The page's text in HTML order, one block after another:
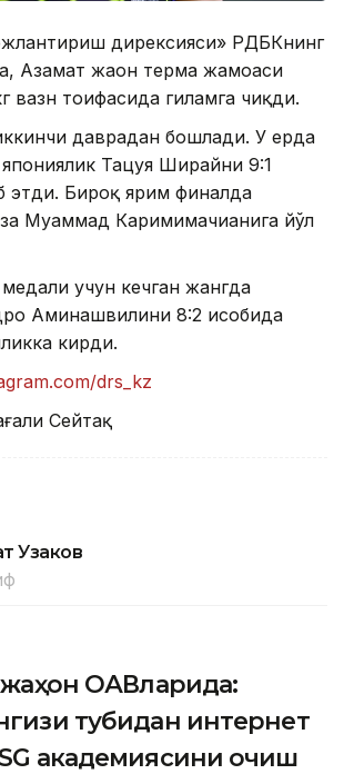
дирексияси» РДБКнинг
Азамат жаҳон терма жамоаси
вазн тоифасида гиламга чиқди.
даврадан бошлади. У ерда
Тацуя Ширайни 9:1
этди. Бироқ ярим финалда
Муҳаммад Каримимачианига йўл
учун кечган жангда
Аминашвилини 8:2 ҳисобида
кирди.
drs_kz
Сейтақ
Узаков
жаҳон ОАВларида:
тубидан интернет
академиясини очиш